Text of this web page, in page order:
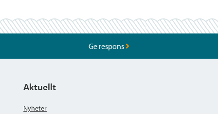
Ge respons
Aktuellt
Nyheter